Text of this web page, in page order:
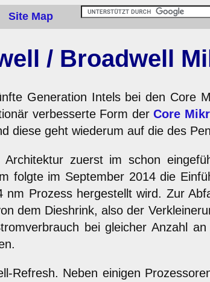
Site Map
/ Broadwell
Generation Intels bei den Core
verbesserte Form derCore
diese geht wiederum auf die des
zuerst im schon
folgte im September 2014 die
Prozess hergestellt wird. Zur
dem Dieshrink, also der
bei gleicher Anzahl
Refresh. Neben einigen